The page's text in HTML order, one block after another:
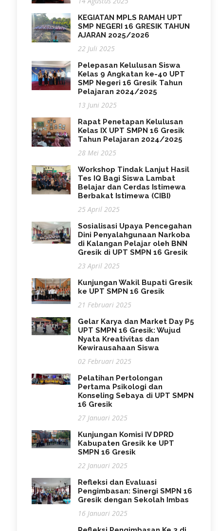
KEGIATAN MPLS RAMAH UPT
SMP NEGERI 16 GRESIK TAHUN
AJARAN 2025/2026
22 Juli 2025
Pelepasan Kelulusan Siswa
Kelas 9 Angkatan ke-40 UPT
SMP Negeri 16 Gresik Tahun
Pelajaran 2024/2025
13 Juni 2025
Rapat Penetapan Kelulusan
Kelas IX UPT SMPN 16 Gresik
Tahun Pelajaran 2024/2025
28 Mei 2025
Workshop Tindak Lanjut Hasil
Tes IQ Bagi Siswa Lambat
Belajar dan Cerdas Istimewa
Berbakat Istimewa (CIBI)
25 April 2025
Sosialisasi Upaya Pencegahan
Dini Penyalahgunaan Narkoba
di Kalangan Pelajar oleh BNN
Gresik di UPT SMPN 16 Gresik
23 April 2025
Kunjungan Wakil Bupati Gresik
ke UPT SMPN 16 Gresik
21 Februari 2025
Gelar Karya dan Market Day P5
UPT SMPN 16 Gresik: Wujud
Nyata Kreativitas dan
Kewirausahaan Siswa
02 Februari 2025
Pelatihan Pertolongan
Pertama Psikologi dan
Konseling Sebaya di UPT SMPN
16 Gresik
27 Januari 2025
Kunjungan Komisi IV DPRD
Kabupaten Gresik ke UPT
SMPN 16 Gresik
22 Januari 2025
Refleksi dan Evaluasi
Pengimbasan: Sinergi SMPN 16
Gresik dengan Sekolah Imbas
16 Januari 2025